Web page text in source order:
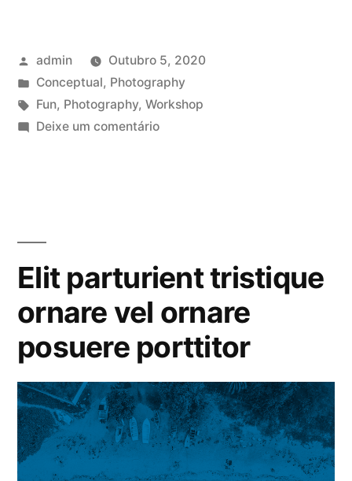
porta
eget
metus
Publicado
por
admin
Outubro 5, 2020
Publicado
em
Conceptual, Photography
Etiquetas:
Fun, Photography, Workshop
Deixe um comentárioem
est
commodolacus
Elit parturient tristique
ornare vel ornare
posuere porttitor